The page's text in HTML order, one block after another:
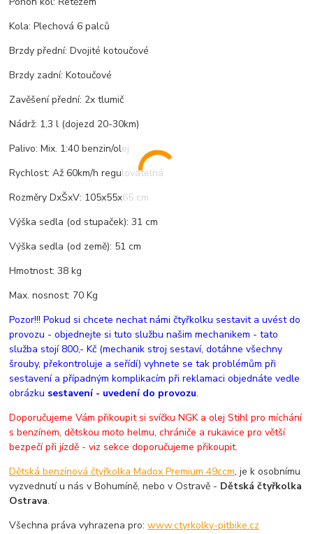
Kola: Plechová 6 palců
Brzdy přední: Dvojité kotoučové
Brzdy zadní: Kotoučové
Zavěšení přední: 2x tlumič
Nádrž: 1,3 l (dojezd 20-30km)
Palivo: Mix. 1:40 benzin/olej
Rychlost: Až 60km/h regulovatelná
Rozměry DxŠxV: 105x55x65 cm
Výška sedla (od stupaček): 31 cm
Výška sedla (od země): 51 cm
Hmotnost: 38 kg
Max. nosnost: 70 Kg
Pozor!!! Pokud si chcete nechat námi čtyřkolku sestavit a uvést do
provozu - objednejte si tuto službu našim mechanikem - tato
služba stojí 800,- Kč (mechanik stroj sestaví, dotáhne všechny
šrouby, překontroluje a seřídí) vyhnete se tak problémům při
sestavení a případným komplikacím při reklamaci objednáte vedle
obrázku sestavení - uvedení do provozu.
Doporučujeme Vám přikoupit si svíčku NGK a olej Stihl pro míchání
s benzínem, dětskou moto helmu, chrániče a rukavice pro větší
bezpečí při jízdě - viz sekce doporučujeme přikoupit.
Dětská benzínová čtyřkolka Madox Premium 49ccm, je k osobnímu
vyzvednutí u nás v Bohumíně, nebo v Ostravě - Dětská čtyřkolka
Ostrava.
Všechna práva vyhrazena pro:www.ctyrkolky-pitbike.cz